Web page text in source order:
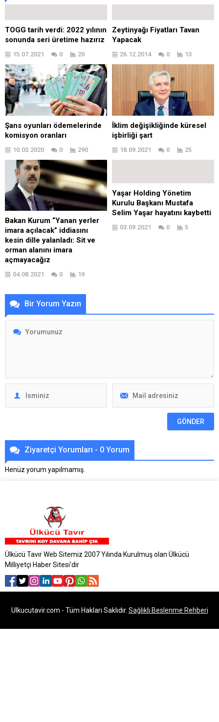
TOGG tarih verdi: 2022 yılının
sonunda seri üretime hazırız
15.07.2021 0 20
Zeytinyağı Fiyatları Tavan
Yapacak
26.12.2014 0 13
Şans oyunları ödemelerinde
komisyon oranları
10.03.2020 0 290
İklim değişikliğinde küresel
işbirliği şart
18.09.2021 0 25
Bakan Kurum “Yanan yerler
imara açılacak” iddiasını
kesin dille yalanladı: Sit ve
orman alanını imara
açmayacağız
04.08.2021 0 19
Yaşar Holding Yönetim
Kurulu Başkanı Mustafa
Selim Yaşar hayatını kaybetti
03.09.2021 0 5
Bir Yorum Yazın
Ziyaretçi Yorumları - 0 Yorum
Henüz yorum yapılmamış.
Ülkücü Tavır Web Sitemiz 2007 Yılında Kurulmuş olan Ülkücü
Milliyetçi Haber Sitesi'dir
Ulkucutavir.com - Tüm Hakları Saklıdır. Sağlıklı Beslenme Rehberi